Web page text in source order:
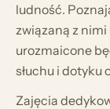
ludność.
związaną z
urozmaicone
słuchu i dotyku
Zajęcia